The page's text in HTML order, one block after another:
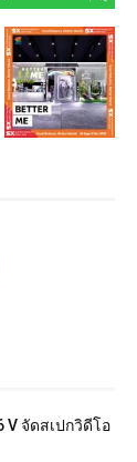
V จัดสเปกวิดีโอ